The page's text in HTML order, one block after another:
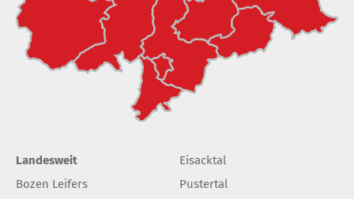
Landesweit
Bozen Leifers
Eisacktal
Pustertal